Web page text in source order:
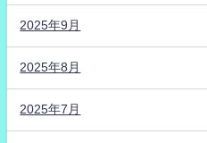
2025年9月
2025年8月
2025年7月